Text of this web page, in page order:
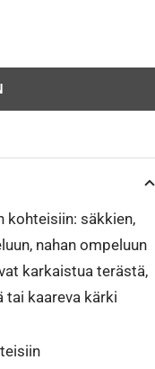
kohteisiin: säkkien,
nahan ompeluun
karkaistua terästä,
tai kaareva kärki